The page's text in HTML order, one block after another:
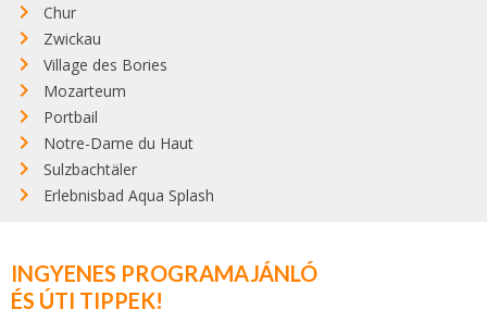
Chur
Zwickau
Village des Bories
Mozarteum
Portbail
Notre-Dame du Haut
Sulzbachtäler
Erlebnisbad Aqua Splash
INGYENES PROGRAMAJÁNLÓ
ÉS ÚTI TIPPEK!